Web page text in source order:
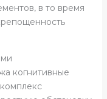
в то время
когнитивные